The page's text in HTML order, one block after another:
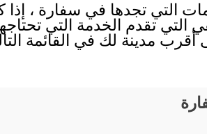
التي تجدها في سفارة ،
تقدم الخدمة التي
مدينة لك في القائمة